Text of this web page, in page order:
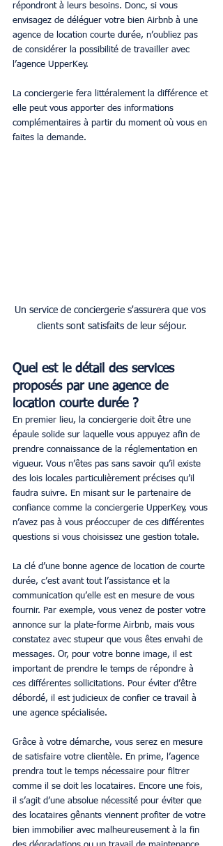
répondront à leurs besoins. Donc, si vous
envisagez de déléguer votre bien Airbnb à une
agence de location courte durée, n’oubliez pas
de considérer la possibilité de travailler avec
l’agence UpperKey.
La conciergerie fera littéralement la différence et
elle peut vous apporter des informations
complémentaires à partir du moment où vous en
faites la demande.
Un service de conciergerie s'assurera que vos
clients sont satisfaits de leur séjour.
Quel est le détail des services
proposés par une agence de
location courte durée ?
En premier lieu, la conciergerie doit être une
épaule solide sur laquelle vous appuyez afin de
prendre connaissance de la réglementation en
vigueur. Vous n’êtes pas sans savoir qu’il existe
des lois locales particulièrement précises qu’il
faudra suivre. En misant sur le partenaire de
confiance comme la conciergerie UpperKey, vous
n’avez pas à vous préoccuper de ces différentes
questions si vous choisissez une gestion totale.
La clé d’une bonne agence de location de courte
durée, c’est avant tout l’assistance et la
communication qu’elle est en mesure de vous
fournir. Par exemple, vous venez de poster votre
annonce sur la plate-forme Airbnb, mais vous
constatez avec stupeur que vous êtes envahi de
messages. Or, pour votre bonne image, il est
important de prendre le temps de répondre à
ces différentes sollicitations. Pour éviter d’être
débordé, il est judicieux de confier ce travail à
une agence spécialisée.
Grâce à votre démarche, vous serez en mesure
de satisfaire votre clientèle. En prime, l’agence
prendra tout le temps nécessaire pour filtrer
comme il se doit les locataires. Encore une fois,
il s’agit d’une absolue nécessité pour éviter que
des locataires gênants viennent profiter de votre
bien immobilier avec malheureusement à la fin